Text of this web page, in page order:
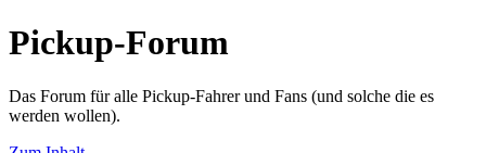
Pickup-Forum
Das Forum für alle Pickup-Fahrer und Fans (und solche die es
werden wollen).